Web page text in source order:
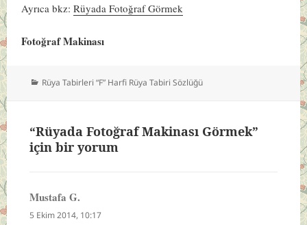
Ayrıca bkz:Rüyada Fotoğraf Görmek
Fotoğraf Makinası
Kategoriler
Rüya Tabirleri “F” Harfi Rüya Tabiri Sözlüğü
“Rüyada Fotoğraf Makinası Görmek”
için bir yorum
Mustafa G.
ki:
5 Ekim 2014, 10:17